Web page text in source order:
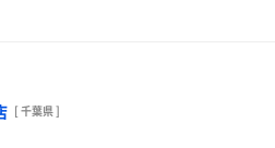
が弱くなるのはしゃーなしかな
[ 千葉県 ]